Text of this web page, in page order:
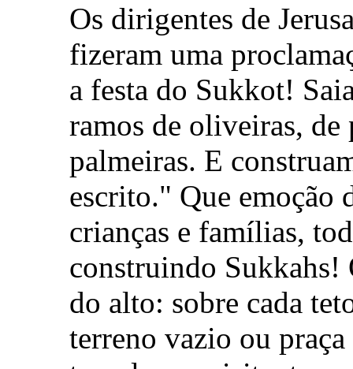
Os dirigentes de
fizeram uma
a festa do Sukkot!
ramos de oliveiras,
palmeiras. E
escrito." Que emoção
crianças e famílias,
construindo Sukkahs!
do alto: sobre cada
terreno vazio ou